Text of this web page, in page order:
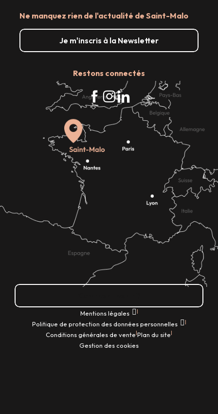
Ne manquez rien de l'actualité de Saint-Malo
Je m'inscris à la Newsletter
Restons connectés
Mentions légales |
Politique de protection des données personnelles |
Conditions générales de vente|Plan du site|
Gestion des cookies